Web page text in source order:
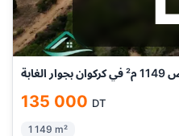
بجوار الغابة
135 000 DT
1 149 m²